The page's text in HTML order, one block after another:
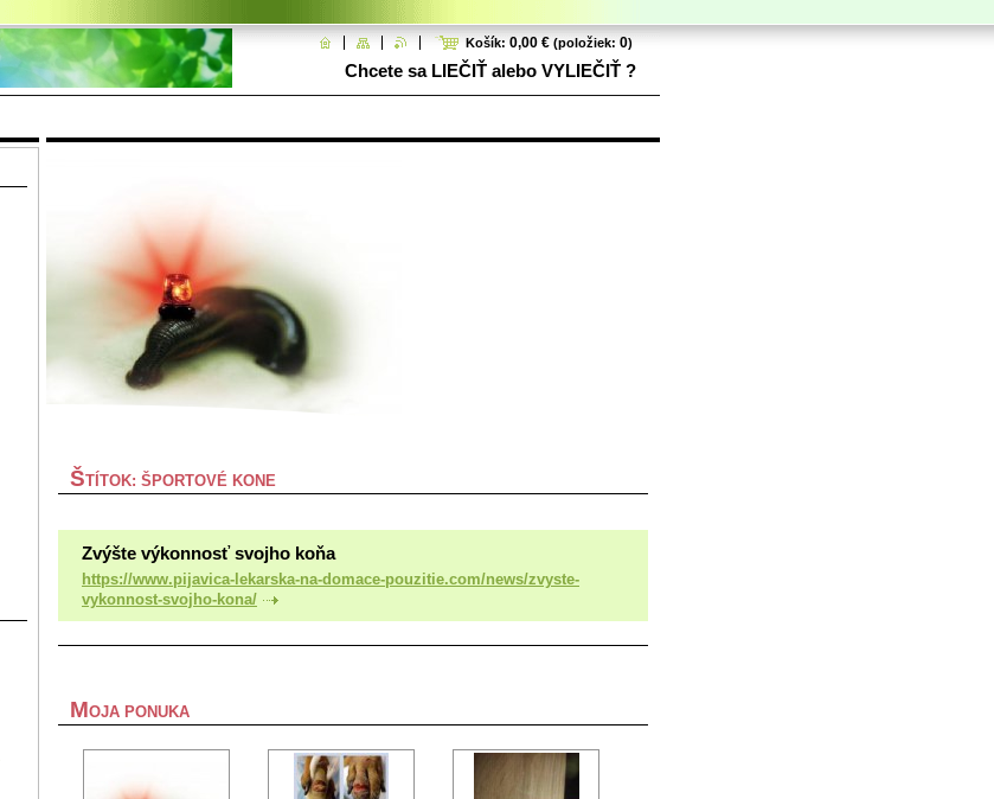
Košík: 0,00 € (položiek: 0)
Chcete sa LIEČIŤ alebo VYLIEČIŤ ?
ŠTÍTOK: ŠPORTOVÉ KONE
Zvýšte výkonnosť svojho koňa
https://www.pijavica-lekarska-na-domace-pouzitie.com/news/zvyste-
vykonnost-svojho-kona/
MOJA PONUKA